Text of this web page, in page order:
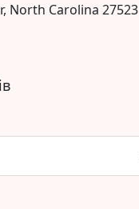
North Carolina 27523